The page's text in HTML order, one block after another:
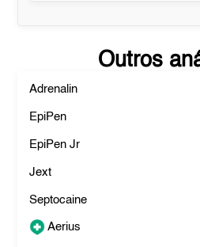
Outros
Adrenalin
EpiPen
EpiPen Jr
Jext
Septocaine
Aerius